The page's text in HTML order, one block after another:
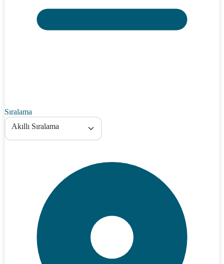
Sıralama
Akıllı Sıralama